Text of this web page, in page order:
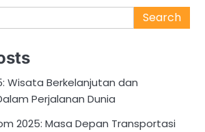
Wisata Berkelanjutan dan
Perjalanan Dunia
2025: Masa Depan Transportasi